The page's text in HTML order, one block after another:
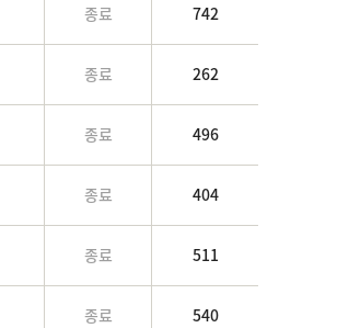
종료 742
종료 262
종료 496
종료 404
종료 511
종료 540